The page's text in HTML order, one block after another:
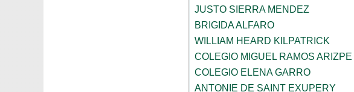
JUSTO SIERRA MENDEZ
BRIGIDA ALFARO
WILLIAM HEARD KILPATRICK
COLEGIO MIGUEL RAMOS ARIZPE
COLEGIO ELENA GARRO
ANTONIE DE SAINT EXUPERY